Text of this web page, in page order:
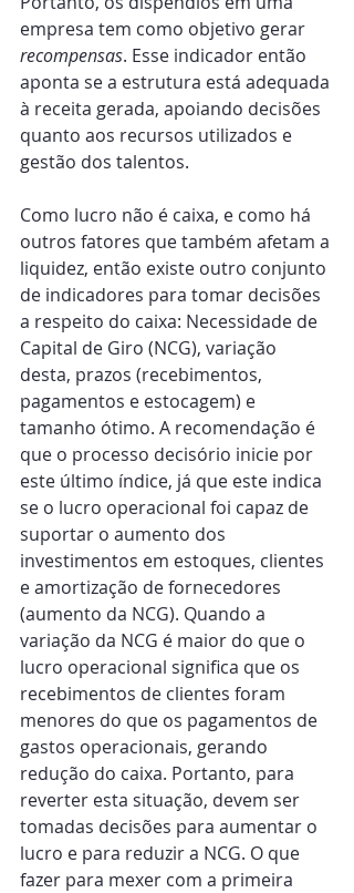
empresa tem como objetivo gerar
recompensas. Esse indicador então
aponta se a estrutura está adequada
à receita gerada, apoiando decisões
quanto aos recursos utilizados e
gestão dos talentos.
Como lucro não é caixa, e como há
outros fatores que também afetam a
liquidez, então existe outro conjunto
de indicadores para tomar decisões
a respeito do caixa: Necessidade de
Capital de Giro (NCG), variação
desta, prazos (recebimentos,
pagamentos e estocagem) e
tamanho ótimo. A recomendação é
que o processo decisório inicie por
este último índice, já que este indica
se o lucro operacional foi capaz de
suportar o aumento dos
investimentos em estoques, clientes
e amortização de fornecedores
(aumento da NCG). Quando a
variação da NCG é maior do que o
lucro operacional significa que os
recebimentos de clientes foram
menores do que os pagamentos de
gastos operacionais, gerando
redução do caixa. Portanto, para
reverter esta situação, devem ser
tomadas decisões para aumentar o
lucro e para reduzir a NCG. O que
fazer para mexer com a primeira